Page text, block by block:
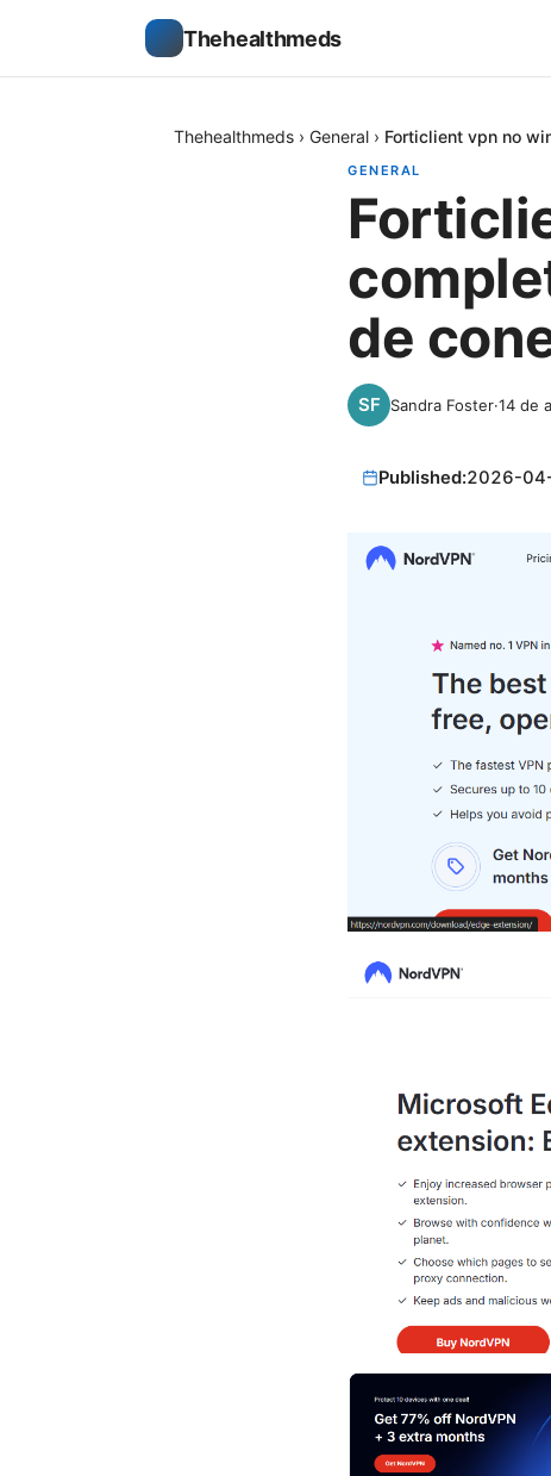
Thehealthmeds
Thehealthmeds › General › Forticlient vpn no
GENERAL
de
Sandra Foster·14 de
Published:2026-